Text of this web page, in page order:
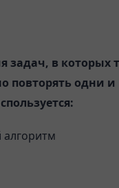
задач, в которых
повторять одни
алгоритм